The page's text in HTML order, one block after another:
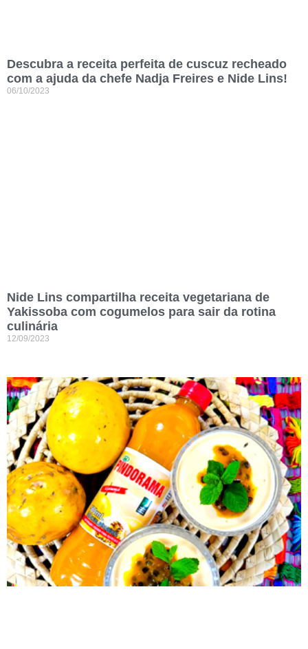
Descubra a receita perfeita de cuscuz recheado
com a ajuda da chefe Nadja Freires e Nide Lins!
06/10/2023
Nide Lins compartilha receita vegetariana de
Yakissoba com cogumelos para sair da rotina
culinária
12/09/2023